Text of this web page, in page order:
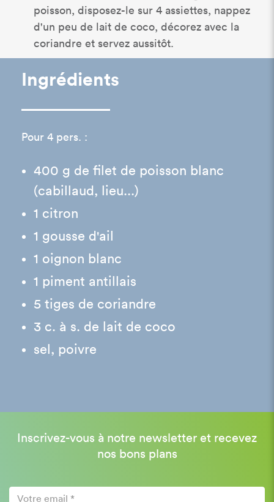
poisson, disposez-le sur 4 assiettes, nappez
d'un peu de lait de coco, décorez avec la
coriandre et servez aussitôt.
Ingrédients
Pour 4 pers. :
400 g de filet de poisson blanc
(cabillaud, lieu...)
1 citron
1 gousse d'ail
1 oignon blanc
1 piment antillais
5 tiges de coriandre
3 c. à s. de lait de coco
sel, poivre
Inscrivez-vous à notre newsletter et recevez
nos bons plans